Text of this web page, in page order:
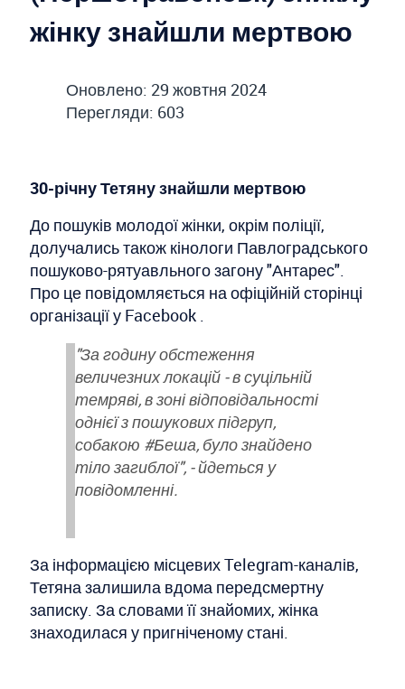
жінку знайшли мертвою
Оновлено: 29 жовтня 2024
Перегляди: 603
30-річну Тетяну знайшли мертвою
До пошуків молодої жінки, окрім поліції,
долучались також кінологи Павлоградського
пошуково-рятуавльного загону "Антарес".
Про це повідомляється на офіційній сторінці
організації у Facebook .
"За годину обстеження
величезних локацій - в суцільній
темряві, в зоні відповідальності
однієї з пошукових підгруп,
собакою #Беша, було знайдено
тіло загиблої", - йдеться у
повідомленні.
За інформацією місцевих Telegram-каналів,
Тетяна залишила вдома передсмертну
записку. За словами її знайомих, жінка
знаходилася у пригніченому стані.